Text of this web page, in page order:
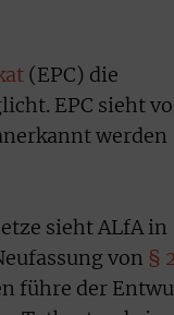
(EPC) die
EPC sieht
werden
sieht ALfA in
von §
führe der